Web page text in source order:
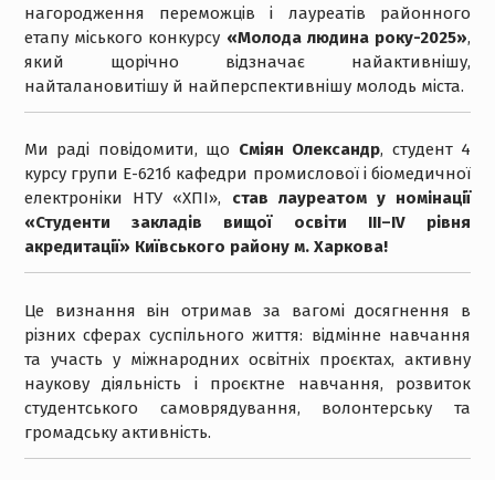
нагородження переможців і лауреатів районного
етапу міського конкурсу «Молода людина року-2025»,
який щорічно відзначає найактивнішу,
найталановитішу й найперспективнішу молодь міста.
Ми раді повідомити, що Сміян Олександр, студент 4
курсу групи Е-621б кафедри промислової і біомедичної
електроніки НТУ «ХПІ», став лауреатом у номінації
«Студенти закладів вищої освіти ІІІ–IV рівня
акредитації» Київського району м. Харкова!
Це визнання він отримав за вагомі досягнення в
різних сферах суспільного життя: відмінне навчання
та участь у міжнародних освітніх проєктах, активну
наукову діяльність і проєктне навчання, розвиток
студентського самоврядування, волонтерську та
громадську активність.